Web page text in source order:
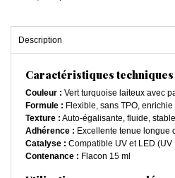
Description
Caractéristiques techniques
Couleur : Vert turquoise laiteux avec
Formule : Flexible, sans TPO,
Texture : Auto-égalisante, fluide,
Adhérence : Excellente tenue longue
Catalyse : Compatible UV et LED (UV
Contenance : Flacon 15 ml